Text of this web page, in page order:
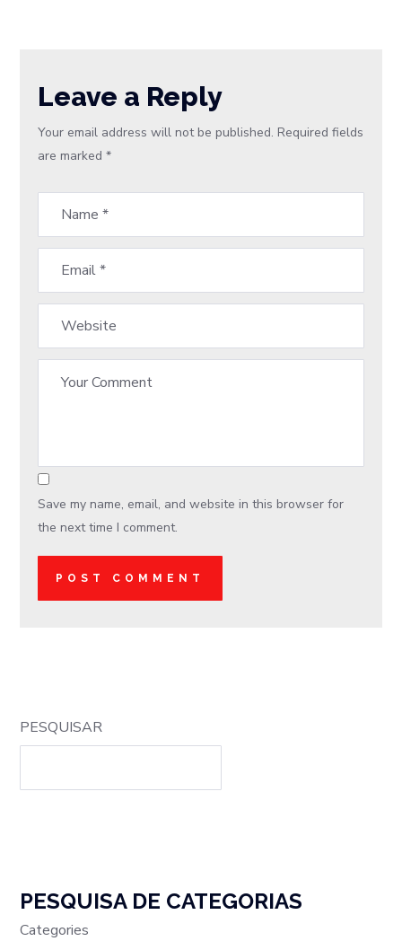
Leave a Reply
Your email address will not be published. Required fields
are marked*
Save my name, email, and website in this browser for
the next time I comment.
PESQUISAR
PESQUISA DE CATEGORIAS
Categories